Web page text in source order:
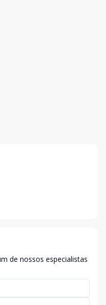
de nossos especialistas